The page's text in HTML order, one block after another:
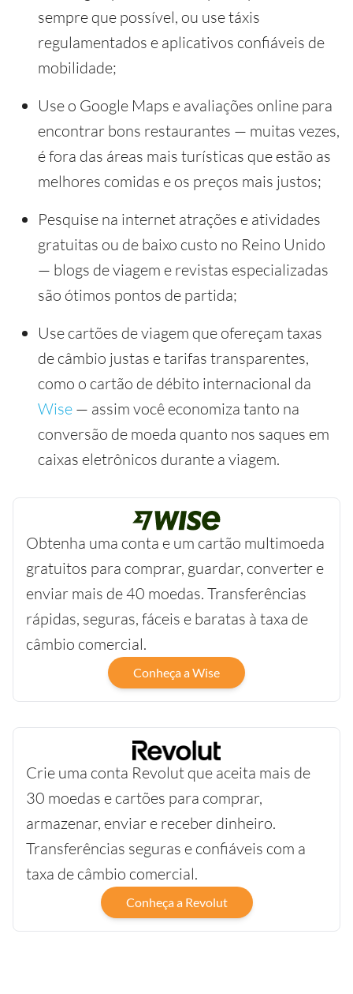
sempre que possível, ou use táxis
regulamentados e aplicativos confiáveis de
mobilidade;
Use o Google Maps e avaliações online para
encontrar bons restaurantes — muitas vezes,
é fora das áreas mais turísticas que estão as
melhores comidas e os preços mais justos;
Pesquise na internet atrações e atividades
gratuitas ou de baixo custo no Reino Unido
— blogs de viagem e revistas especializadas
são ótimos pontos de partida;
Use cartões de viagem que ofereçam taxas
de câmbio justas e tarifas transparentes,
como o cartão de débito internacional da
Wise — assim você economiza tanto na
conversão de moeda quanto nos saques em
caixas eletrônicos durante a viagem.
Obtenha uma conta e um cartão multimoeda
gratuitos para comprar, guardar, converter e
enviar mais de 40 moedas. Transferências
rápidas, seguras, fáceis e baratas à taxa de
câmbio comercial.
Conheça a Wise
Crie uma conta Revolut que aceita mais de
30 moedas e cartões para comprar,
armazenar, enviar e receber dinheiro.
Transferências seguras e confiáveis com a
taxa de câmbio comercial.
Conheça a Revolut